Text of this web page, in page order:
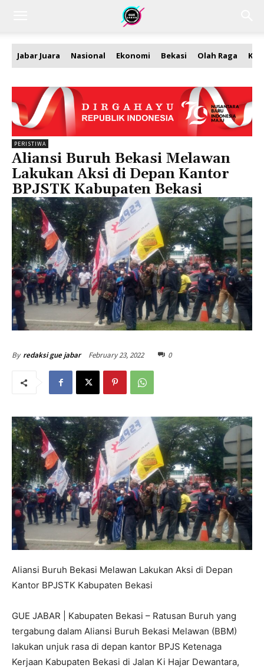
Jabar Juara Nasional Ekonomi Bekasi Olah Raga
PERISTIWA
Aliansi Buruh Bekasi Melawan
Lakukan Aksi di Depan Kantor
BPJSTK Kabupaten Bekasi
By redaksi gue jabar February 23, 2022 0
Aliansi Buruh Bekasi Melawan Lakukan Aksi di Depan
Kantor BPJSTK Kabupaten Bekasi
GUE JABAR | Kabupaten Bekasi – Ratusan Buruh yang
tergabung dalam Aliansi Buruh Bekasi Melawan (BBM)
lakukan unjuk rasa di depan kantor BPJS Ketenaga
Kerjaan Kabupaten Bekasi di Jalan Ki Hajar Dewantara,